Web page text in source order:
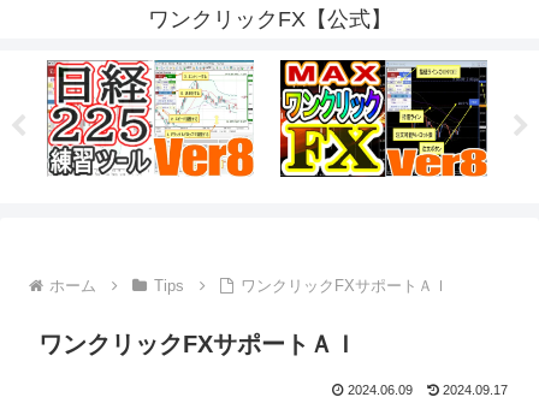
ワンクリックFX【公式】
ホーム Tips ワンクリックFXサポートＡＩ
ワンクリックFXサポートＡＩ
2024.06.09 2024.09.17